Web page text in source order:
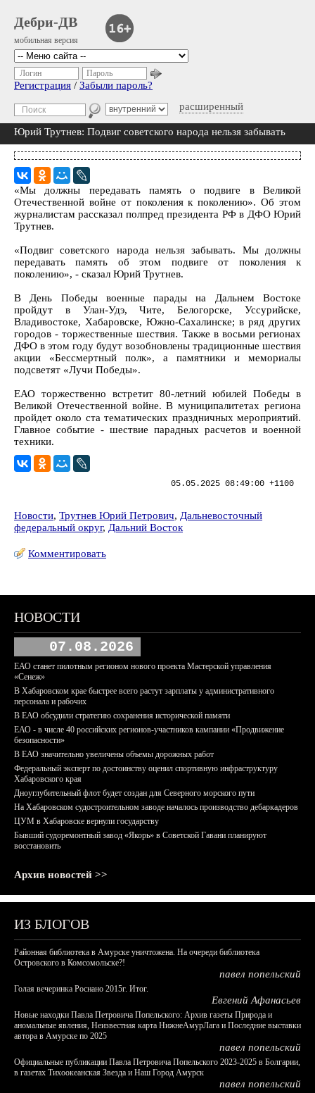
Дебри-ДВ
мобильная версия
расширенный
Логин Пароль
Регистрация / Забыли пароль?
Юрий Трутнев: Подвиг советского народа нельзя забывать
«Мы должны передавать память о подвиге в Великой
Отечественной войне от поколения к поколению». Об этом
журналистам рассказал полпред президента РФ в ДФО Юрий
Трутнев.
«Подвиг советского народа нельзя забывать. Мы должны
передавать память об этом подвиге от поколения к
поколению», - сказал Юрий Трутнев.
В День Победы военные парады на Дальнем Востоке
пройдут в Улан-Удэ, Чите, Белогорске, Уссурийске,
Владивостоке, Хабаровске, Южно-Сахалинске; в ряд других
городов - торжественные шествия. Также в восьми регионах
ДФО в этом году будут возобновлены традиционные шествия
акции «Бессмертный полк», а памятники и мемориалы
подсветят «Лучи Победы».
ЕАО торжественно встретит 80-летний юбилей Победы в
Великой Отечественной войне. В муниципалитетах региона
пройдет около ста тематических праздничных мероприятий.
Главное событие - шествие парадных расчетов и военной
техники.
05.05.2025 08:49:00 +1100
Новости, Трутнев Юрий Петрович, Дальневосточный
федеральный округ, Дальний Восток
Комментировать
НОВОСТИ
07.08.2026
ЕАО станет пилотным регионом нового проекта Мастерской управления
«Сенеж»
В Хабаровском крае быстрее всего растут зарплаты у административного
персонала и рабочих
В ЕАО обсудили стратегию сохранения исторической памяти
ЕАО - в числе 40 российских регионов-участников кампании «Продвижение
безопасности»
В ЕАО значительно увеличены объемы дорожных работ
Федеральный эксперт по достоинству оценил спортивную инфраструктуру
Хабаровского края
Дноуглубительный флот будет создан для Северного морского пути
На Хабаровском судостроительном заводе началось производство дебаркадеров
ЦУМ в Хабаровске вернули государству
Бывший судоремонтный завод «Якорь» в Советской Гавани планируют
восстановить
Архив новостей >>
ИЗ БЛОГОВ
Районная библиотека в Амурске уничтожена. На очереди библиотека
Островского в Комсомольске?!
павел попельский
Голая вечеринка Роснано 2015г. Итог.
Евгений Афанасьев
Новые находки Павла Петровича Попельского: Архив газеты Природа и
аномальные явления, Неизвестная карта НижнеАмурЛага и Последние выставки
автора в Амурске по 2025
павел попельский
Официальные публикации Павла Петровича Попельского 2023-2025 в Болгарии,
в газетах Тихоокеанская Звезда и Наш Город Амурск
павел попельский